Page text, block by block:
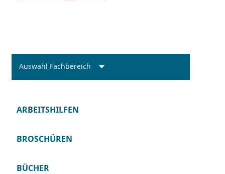
Auswahl Fachbereich
ARBEITSHILFEN
BROSCHÜREN
BÜCHER